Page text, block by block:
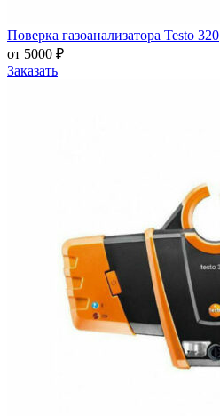
Поверка газоанализатора Testo 320
от 5000 ₽
Заказать